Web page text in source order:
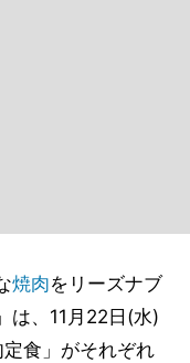
焼肉をリーズナブ
は、11月22日(水)
食」がそれぞれ